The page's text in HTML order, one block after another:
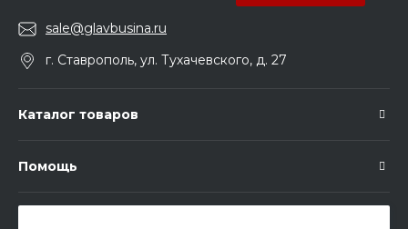
sale@glavbusina.ru
г. Ставрополь, ул. Тухачевского, д. 27
Каталог товаров
Помощь